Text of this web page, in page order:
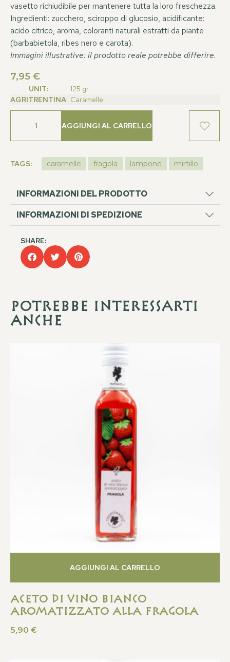
vasetto richiudibile per mantenere tutta la loro freschezza.
Ingredienti: zucchero, sciroppo di glucosio, acidificante:
acido citrico, aroma, coloranti naturali estratti da piante
(barbabietola, ribes nero e carota).
Immagini illustrative: il prodotto reale potrebbe differire.
7,95 €
UNIT:
125 gr
AGRITRENTINA Caramelle
AGGIUNGI AL CARRELLO
TAGS: caramelle fragola lampone mirtillo
INFORMAZIONI DEL PRODOTTO
INFORMAZIONI DI SPEDIZIONE
SHARE:
Potrebbe interessarti
anche
Aceto di Vino Bianco
Aromatizzato Alla Fragola
5,90 €
AGGIUNGI AL CARRELLO